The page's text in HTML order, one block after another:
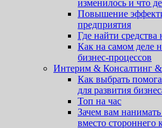
изменилось и что
Повышение
предприятия
Где найти средства
Как на самом деле
бизнес-процессов
Интерим & Консалтинг
Как выбрать
для развития
Топ на час
Зачем вам
вместо стороннего